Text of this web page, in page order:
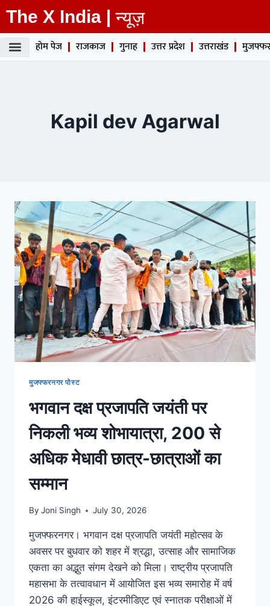
The X India | न्यूज़
होम पेज राजकाज गुनाह उत्तर प्रदेश उत्तराखंड
Kapil dev Agarwal
मुजफ्फरनगर पोस्ट
भगवान दक्ष प्रजापति जयंती पर
निकली भव्य शोभायात्रा, 200 से
अधिक मेधावी छात्र-छात्राओं का
सम्मान
By Joni Singh July 30, 2026
मुजफ्फरनगर। भगवान दक्ष प्रजापति जयंती महोत्सव के
अवसर पर बुधवार को शहर में श्रद्धा, उत्साह और सामाजिक
एकता का अद्भुत संगम देखने को मिला। राष्ट्रीय प्रजापति
महासभा के तत्वावधान में आयोजित इस भव्य समारोह में वर्ष
2026 की हाईस्कूल, इंटरमीडिएट एवं स्नातक परीक्षाओं में